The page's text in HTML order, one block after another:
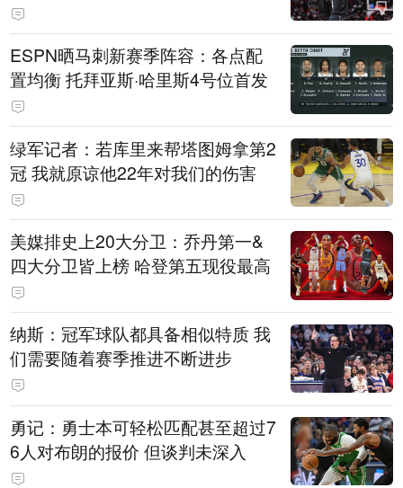
ESPN晒马刺新赛季阵容：各点配
置均衡 托拜亚斯·哈里斯4号位首发
绿军记者：若库里来帮塔图姆拿第2
冠 我就原谅他22年对我们的伤害
美媒排史上20大分卫：乔丹第一&
四大分卫皆上榜 哈登第五现役最高
纳斯：冠军球队都具备相似特质 我
们需要随着赛季推进不断进步
勇记：勇士本可轻松匹配甚至超过7
6人对布朗的报价 但谈判未深入